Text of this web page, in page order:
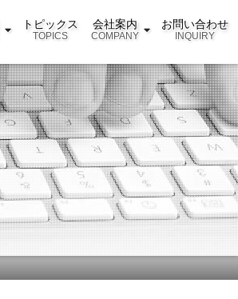
トピックス
TOPICS
会社案内
COMPANY
お問い合わせ
INQUIRY